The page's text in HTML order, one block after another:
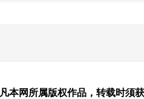
本网所属版权作品，转载时